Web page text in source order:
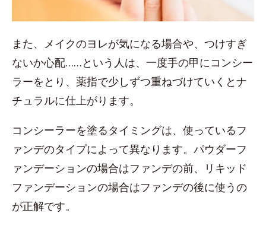
また、メイクのヨレが気になる場合や、つけすぎ
ないか心配……という人は、一度手の甲にコンシー
ラーをとり、薬指で少しずつ重ねづけていくとナ
チュラルに仕上がります。
コンシーラーを塗るタイミングは、使っているフ
ァンデのタイプによって異なります。パウダーフ
ァンデーションの場合はファンデの前、リキッド
ファンデーションの場合はファンデの後に使うの
が正解です。